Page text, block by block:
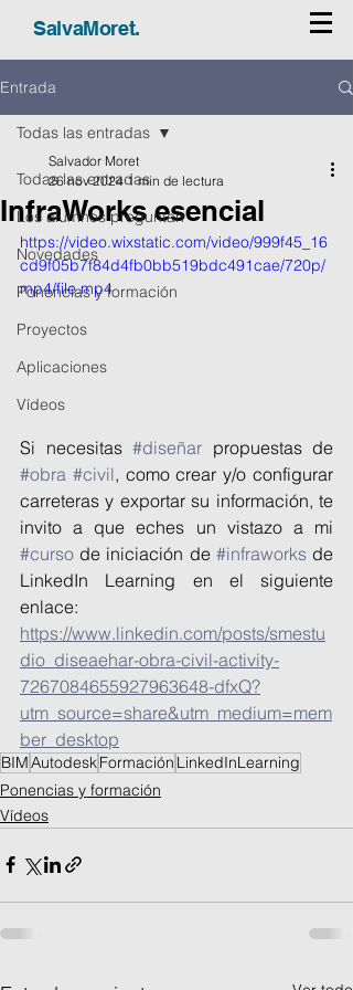
SalvaMoret.
Entrada
Todas las entradas
Los alumnos preguntan
Novedades
Ponencias y formación
Proyectos
Aplicaciones
Vídeos
Todas las entradas
InfraWorks esencial
Salvador Moret
26 nov 2024 1 min de lectura
https://video.wixstatic.com/video/999f45_16
cd9f05b7f84d4fb0bb519bdc491cae/720p/
mp4/file.mp4
Si necesitas #diseñar
#obra #civil, como crear y/o configurar
carreteras y exportar su información, te
#curso de iniciación de #infraworks de
LinkedIn Learning en el siguiente
enlace:
https://www.linkedin.com/posts/smestu
dio_diseaehar-obra-civil-activity-
7267084655927963648-dfxQ?
utm_source=share&utm_medium=mem
ber_desktop
BIMAutodeskFormación LinkedInLearning
Ponencias y formación
Vídeos